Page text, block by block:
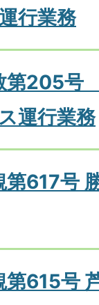
行業務
第205
運行業務
第617号
第615号